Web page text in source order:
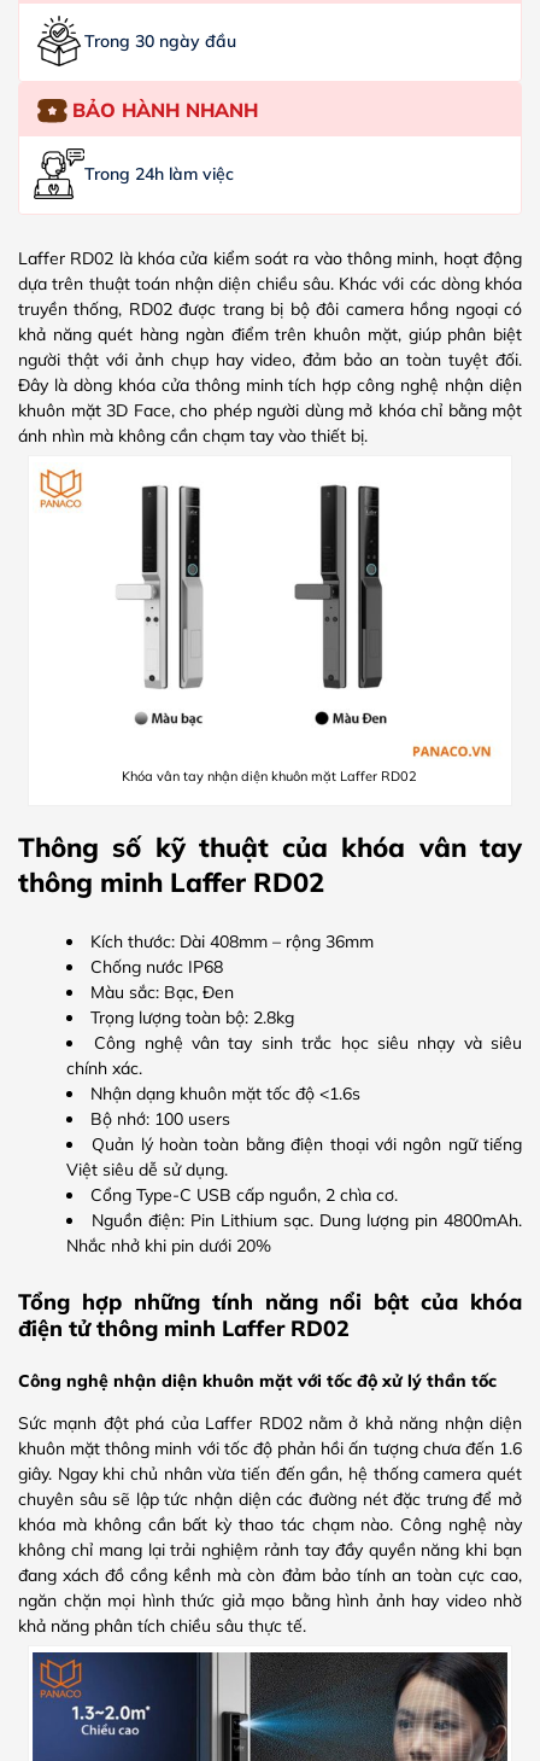
Trong 30 ngày đầu
BẢO HÀNH NHANH
Trong 24h làm việc
Laffer RD02 là khóa cửa kiểm soát ra vào thông minh, hoạt động
dựa trên thuật toán nhận diện chiều sâu. Khác với các dòng khóa
truyền thống, RD02 được trang bị bộ đôi camera hồng ngoại có
khả năng quét hàng ngàn điểm trên khuôn mặt, giúp phân biệt
người thật với ảnh chụp hay video, đảm bảo an toàn tuyệt đối.
Đây là dòng khóa cửa thông minh tích hợp công nghệ nhận diện
khuôn mặt 3D Face, cho phép người dùng mở khóa chỉ bằng một
ánh nhìn mà không cần chạm tay vào thiết bị.
Khóa vân tay nhận diện khuôn mặt Laffer RD02
Thông số kỹ thuật của khóa vân tay
thông minh Laffer RD02
Kích thước: Dài 408mm – rộng 36mm
Chống nước IP68
Màu sắc: Bạc, Đen
Trọng lượng toàn bộ: 2.8kg
Công nghệ vân tay sinh trắc học siêu nhạy và siêu
chính xác.
Nhận dạng khuôn mặt tốc độ <1.6s
Bộ nhớ: 100 users
Quản lý hoàn toàn bằng điện thoại với ngôn ngữ tiếng
Việt siêu dễ sử dụng.
Cổng Type-C USB cấp nguồn, 2 chìa cơ.
Nguồn điện: Pin Lithium sạc. Dung lượng pin 4800mAh.
Nhắc nhở khi pin dưới 20%
Tổng hợp những tính năng nổi bật của khóa
điện tử thông minh Laffer RD02
Công nghệ nhận diện khuôn mặt với tốc độ xử lý thần tốc
Sức mạnh đột phá của Laffer RD02 nằm ở khả năng nhận diện
khuôn mặt thông minh với tốc độ phản hồi ấn tượng chưa đến 1.6
giây. Ngay khi chủ nhân vừa tiến đến gần, hệ thống camera quét
chuyên sâu sẽ lập tức nhận diện các đường nét đặc trưng để mở
khóa mà không cần bất kỳ thao tác chạm nào. Công nghệ này
không chỉ mang lại trải nghiệm rảnh tay đầy quyền năng khi bạn
đang xách đồ cồng kềnh mà còn đảm bảo tính an toàn cực cao,
ngăn chặn mọi hình thức giả mạo bằng hình ảnh hay video nhờ
khả năng phân tích chiều sâu thực tế.